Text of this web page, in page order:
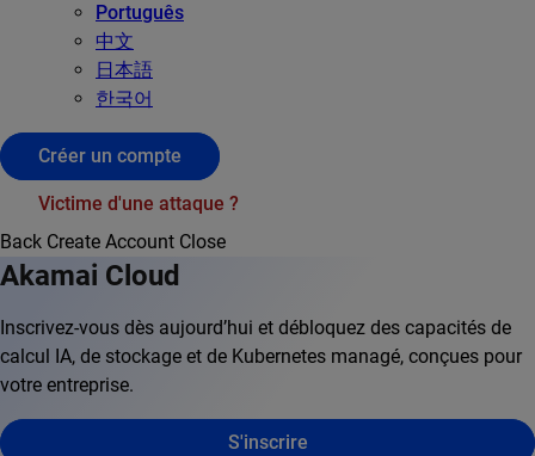
Português
中文
日本語
한국어
Créer un compte
Victime d'une attaque ?
Back Create Account Close
Akamai Cloud
Inscrivez-vous dès aujourd’hui et débloquez des capacités de
calcul IA, de stockage et de Kubernetes managé, conçues pour
votre entreprise.
S'inscrire